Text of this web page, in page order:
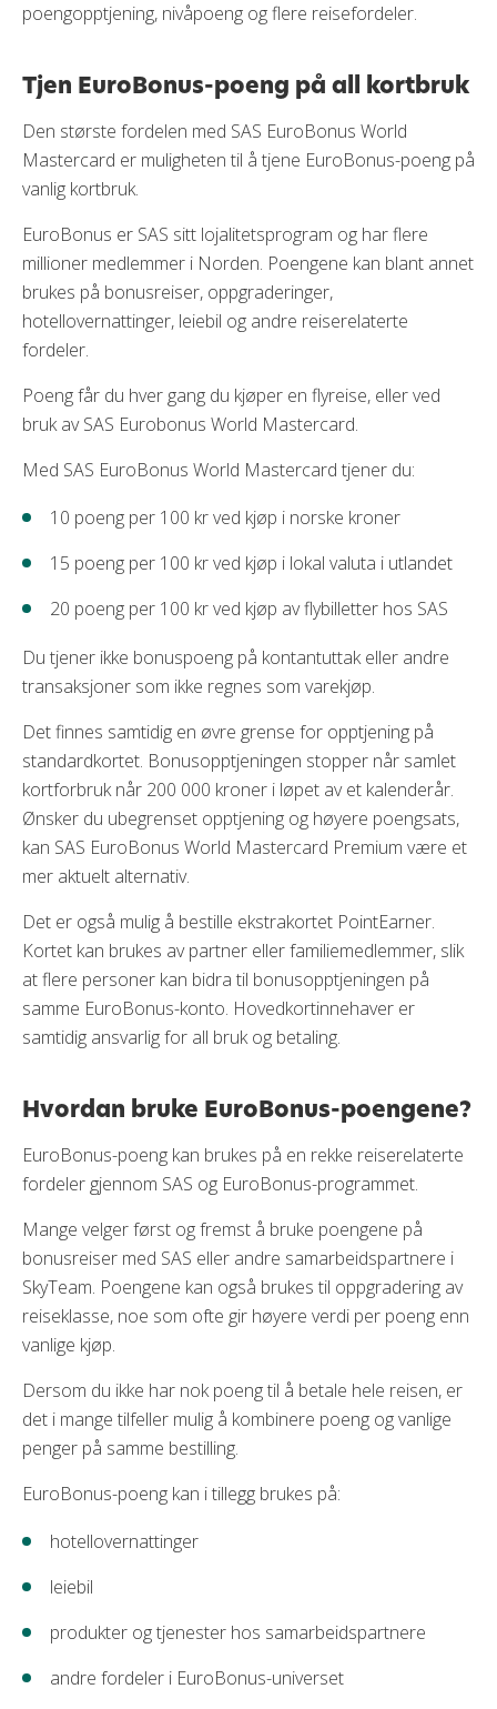
poengopptjening, nivåpoeng og flere reisefordeler.
Tjen EuroBonus-poeng på all kortbruk
Den største fordelen med SAS EuroBonus World
Mastercard er muligheten til å tjene EuroBonus-poeng på
vanlig kortbruk.
EuroBonus er SAS sitt lojalitetsprogram og har flere
millioner medlemmer i Norden. Poengene kan blant annet
brukes på bonusreiser, oppgraderinger,
hotellovernattinger, leiebil og andre reiserelaterte
fordeler.
Poeng får du hver gang du kjøper en flyreise, eller ved
bruk av SAS Eurobonus World Mastercard.
Med SAS EuroBonus World Mastercard tjener du:
10 poeng per 100 kr ved kjøp i norske kroner
15 poeng per 100 kr ved kjøp i lokal valuta i utlandet
20 poeng per 100 kr ved kjøp av flybilletter hos SAS
Du tjener ikke bonuspoeng på kontantuttak eller andre
transaksjoner som ikke regnes som varekjøp.
Det finnes samtidig en øvre grense for opptjening på
standardkortet. Bonusopptjeningen stopper når samlet
kortforbruk når 200 000 kroner i løpet av et kalenderår.
Ønsker du ubegrenset opptjening og høyere poengsats,
kan SAS EuroBonus World Mastercard Premium være et
mer aktuelt alternativ.
Det er også mulig å bestille ekstrakortet PointEarner.
Kortet kan brukes av partner eller familiemedlemmer, slik
at flere personer kan bidra til bonusopptjeningen på
samme EuroBonus-konto. Hovedkortinnehaver er
samtidig ansvarlig for all bruk og betaling.
Hvordan bruke EuroBonus-poengene?
EuroBonus-poeng kan brukes på en rekke reiserelaterte
fordeler gjennom SAS og EuroBonus-programmet.
Mange velger først og fremst å bruke poengene på
bonusreiser med SAS eller andre samarbeidspartnere i
SkyTeam. Poengene kan også brukes til oppgradering av
reiseklasse, noe som ofte gir høyere verdi per poeng enn
vanlige kjøp.
Dersom du ikke har nok poeng til å betale hele reisen, er
det i mange tilfeller mulig å kombinere poeng og vanlige
penger på samme bestilling.
EuroBonus-poeng kan i tillegg brukes på:
hotellovernattinger
leiebil
produkter og tjenester hos samarbeidspartnere
andre fordeler i EuroBonus-universet